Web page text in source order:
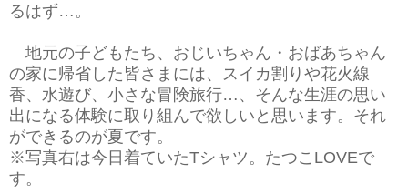
るはず…。
地元の子どもたち、おじいちゃん・おばあちゃん
の家に帰省した皆さまには、スイカ割りや花火線
香、水遊び、小さな冒険旅行…、そんな生涯の思い
出になる体験に取り組んで欲しいと思います。それ
ができるのが夏です。
※写真右は今日着ていたTシャツ。たつこLOVEで
す。